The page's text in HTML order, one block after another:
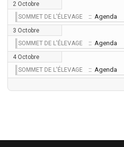
2 Octobre
SOMMET DE L'ÉLEVAGE
:: Agenda
3 Octobre
SOMMET DE L'ÉLEVAGE
:: Agenda
4 Octobre
SOMMET DE L'ÉLEVAGE
:: Agenda